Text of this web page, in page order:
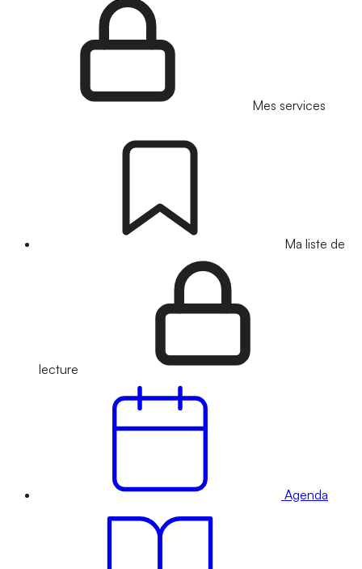
Mes services
Ma liste de
lecture
Agenda